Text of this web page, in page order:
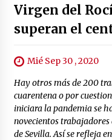
Virgen del
superan el
Mié Sep 30 , 2020
Hay otros más de 200
cuarentena o por
iniciara la pandemia se
novecientos
de Sevilla. Así se refleja